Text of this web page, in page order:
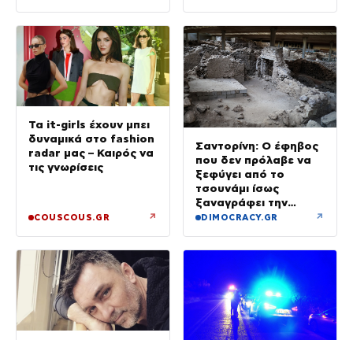
Τα it-girls έχουν μπει
δυναμικά στο fashion
radar μας – Καιρός να
τις γνωρίσεις
COUSCOUS.GR ↗
Σαντορίνη: Ο έφηβος
που δεν πρόλαβε να
ξεφύγει από το
τσουνάμι ίσως
ξαναγράφει την
ιστορία της μινωικής
DIMOCRACY.GR ↗